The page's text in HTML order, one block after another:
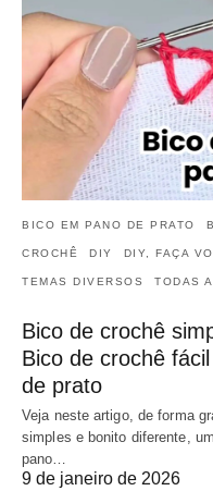
BICO EM PANO DE PRATO
CROCHÊ DIY DIY, FAÇA
TEMAS DIVERSOS TODAS
Bico de crochê
Bico de crochê
de prato
Veja neste artigo, de forma
simples e bonito diferente,
pano…
9 de janeiro de 2026